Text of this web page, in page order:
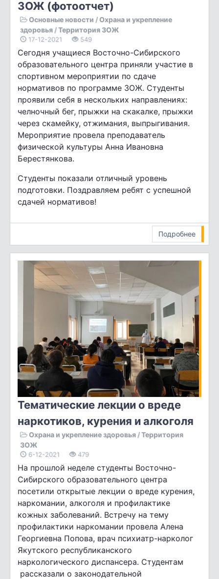
ЗОЖ (фотоотчет)
Основные новости / Охрана и укрепление
здоровья /Территория ЗОЖ
17-12-2021 549
Сегодня учащиеся Восточно-Сибирского
образовательного центра приняли участие в
спортивном мероприятии по сдаче
нормативов по программе ЗОЖ. Студенты
проявили себя в нескольких направлениях:
челночный бег, прыжки на скакалке, прыжки
через скамейку, отжимания, выпрыгивания.
Мероприятие провела преподаватель
физической культуры Анна Ивановна
Берестянкова.
Студенты показали отличный уровень
подготовки. Поздравляем ребят с успешной
сдачей нормативов!
Подробнее
Тематические лекции о вреде
наркотиков, курения и алкоголя
Охрана и укрепление здоровья /Территория
ЗОЖ
6-12-2021 479
На прошлой неделе студенты Восточно-
Сибирского образовательного центра
посетили открытые лекции о вреде курения,
наркомании, алкоголя и профилактике
кожных заболеваний. Встречу на тему
профилактики наркомании провела Алена
Георгиевна Попова, врач психиатр-нарколог
Якутского республиканского
наркологического диспансера. Студентам
рассказали о законодательной